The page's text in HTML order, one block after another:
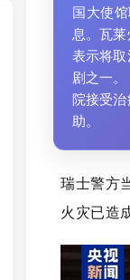
国大使
息。瓦
表示将
剧之一
院接受
助。
瑞士警方
火灾已造